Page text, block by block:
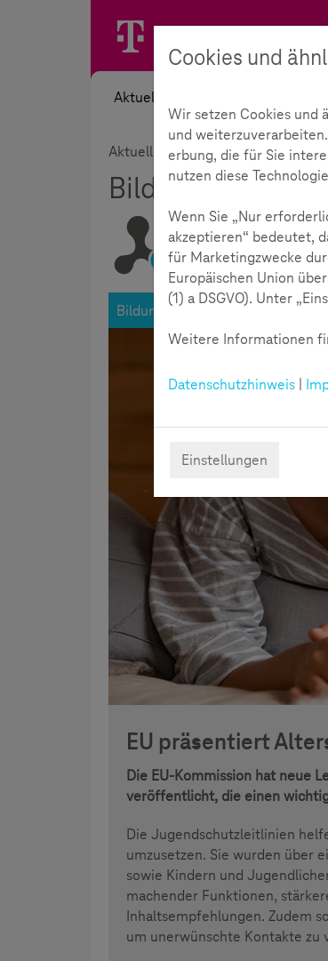
Aktuelles
Aktuelles Blog Bildungsnotiz
Bildungsnotiz
Lesezeit:3Minuten
Bildungsnotiz 30.07.2025
EU präsentiert
Die EU-Kommission hat neue
veröffentlicht, die einen
Die Jugendschutzleitlinien
umzusetzen. Sie wurden über
sowie Kindern und
machender Funktionen,
Inhaltsempfehlungen. Zudem
um unerwünschte Kontakte zu
Cookies und
Wir setzen Cookies und
und
erbung, die für Sie
nutzen diese
Wenn Sie „Nur
akzeptieren“ bedeutet,
für Marketingzwecke
Europäischen Union
(1) a DSGVO). Unter
Weitere Informationen
Datenschutzhinweis
Einstellungen